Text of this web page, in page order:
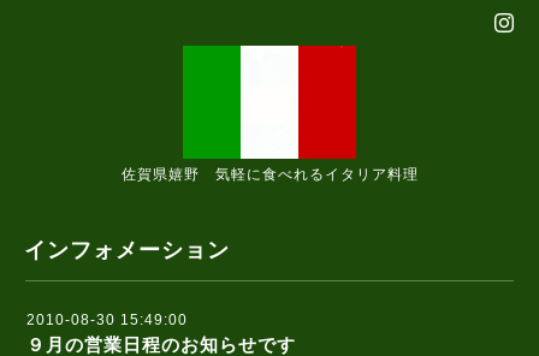
佐賀県嬉野 気軽に食べれるイタリア料理
インフォメーション
2010-08-30 15:49:00
９月の営業日程のお知らせです